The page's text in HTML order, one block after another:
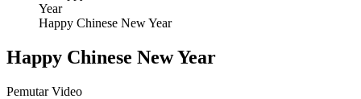
Happy Chinese New Year
Happy Chinese New Year
Pemutar Video